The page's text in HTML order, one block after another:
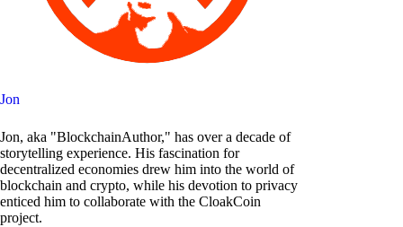
Jon
Jon, aka "BlockchainAuthor," has over a decade of
storytelling experience. His fascination for
decentralized economies drew him into the world of
blockchain and crypto, while his devotion to privacy
enticed him to collaborate with the CloakCoin
project.